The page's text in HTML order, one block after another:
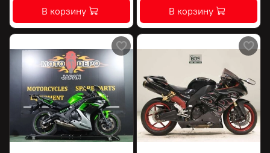
В корзину В корзину